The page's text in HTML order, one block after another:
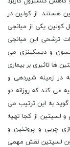
هستند. از کولین در
کولین یکی از میانجی
ترشحی این میانجی
و دیسکینزی می
ها تاثیری بر بیماری
در زمینه شیردهی و
می کند که روزانه دو
به این ترتیب می
و لسیتین از کجا تهیه
چربی و پروتئین و
لسیتین نقش مهمی